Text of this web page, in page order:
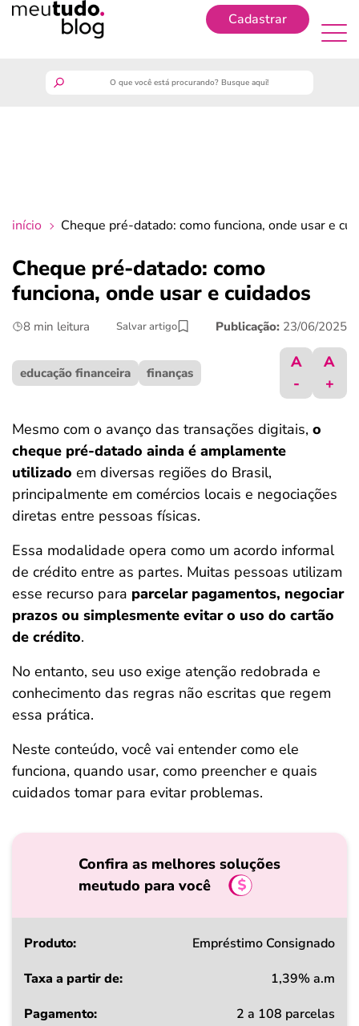
Cadastrar
crédito fácil
últimas notícias
ferramentas
início Cheque pré-datado: como funciona, onde usar e
Cheque pré-datado: como
funciona, onde usar e cuidados
8 min leitura Salvar artigo Publicação: 23/06/2025
educação financeira finanças
A
-
A
+
Mesmo com o avanço das transações digitais, o
cheque pré-datado ainda é amplamente
utilizado em diversas regiões do Brasil,
principalmente em comércios locais e negociações
diretas entre pessoas físicas.
Essa modalidade opera como um acordo informal
de crédito entre as partes. Muitas pessoas utilizam
esse recurso para parcelar pagamentos, negociar
prazos ou simplesmente evitar o uso do cartão
de crédito.
No entanto, seu uso exige atenção redobrada e
conhecimento das regras não escritas que regem
essa prática.
Neste conteúdo, você vai entender como ele
funciona, quando usar, como preencher e quais
cuidados tomar para evitar problemas.
Confira as melhores soluções
meutudo para você
Produto
a
Empréstimo Consignado
1,39% a.m
2 a 108 parcelas